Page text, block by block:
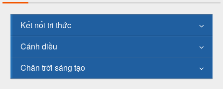
Kết nối tri thức
Cánh diều
Chân trời sáng tạo